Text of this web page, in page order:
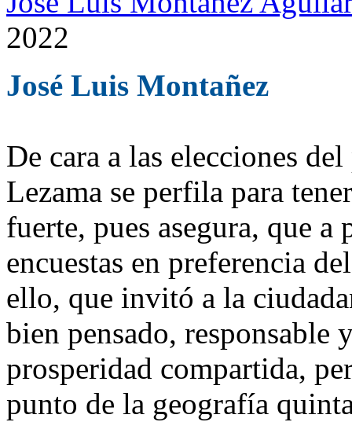
2022
José Luis Montañez
De cara a las elecciones
Lezama se perfila para
fuerte, pues asegura, que a
encuestas en preferencia
ello, que invitó a la
bien pensado, responsable
prosperidad compartida,
punto de la geografía